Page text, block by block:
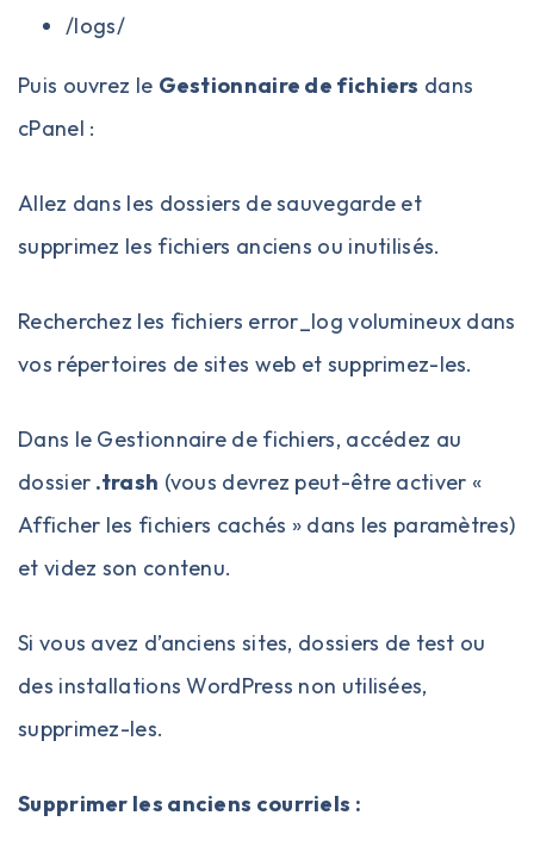
/logs/
Puis ouvrez le Gestionnaire de fichiers dans
cPanel :
Allez dans les dossiers de sauvegarde et
supprimez les fichiers anciens ou inutilisés.
Recherchez les fichiers error_log volumineux dans
vos répertoires de sites web et supprimez-les.
Dans le Gestionnaire de fichiers, accédez au
dossier .trash (vous devrez peut-être activer «
Afficher les fichiers cachés » dans les paramètres)
et videz son contenu.
Si vous avez d’anciens sites, dossiers de test ou
des installations WordPress non utilisées,
supprimez-les.
Supprimer les anciens courriels :